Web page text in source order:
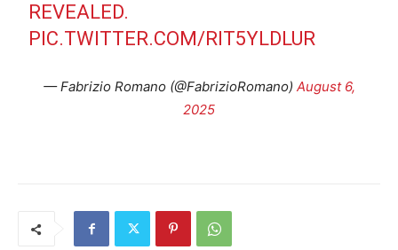
REVEALED.
PIC.TWITTER.COM/RIT5YLDLUR
— Fabrizio Romano (@FabrizioRomano) August 6,
2025